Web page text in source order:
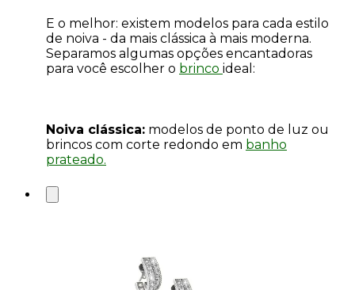
E o melhor: existem modelos para cada estilo
de noiva - da mais clássica à mais moderna.
Separamos algumas opções encantadoras
para você escolher o brinco ideal:
Noiva clássica: modelos de ponto de luz ou
brincos com corte redondo em banho
prateado.